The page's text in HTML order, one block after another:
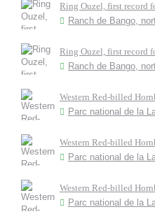
Ring Ouzel, first record
Ranch de Bango,
Ring Ouzel, first record
Ranch de Bango,
Western Red-billed
Parc national de la
Western Red-billed
Parc national de la
Western Red-billed
Parc national de la